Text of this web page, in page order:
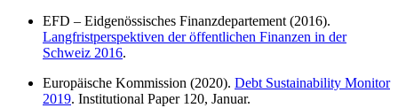
EFD – Eidgenössisches Finanzdepartement (2016).
Langfristperspektiven der öffentlichen Finanzen in der
Schweiz 2016.
Europäische Kommission (2020). Debt Sustainability Monitor
2019. Institutional Paper 120, Januar.